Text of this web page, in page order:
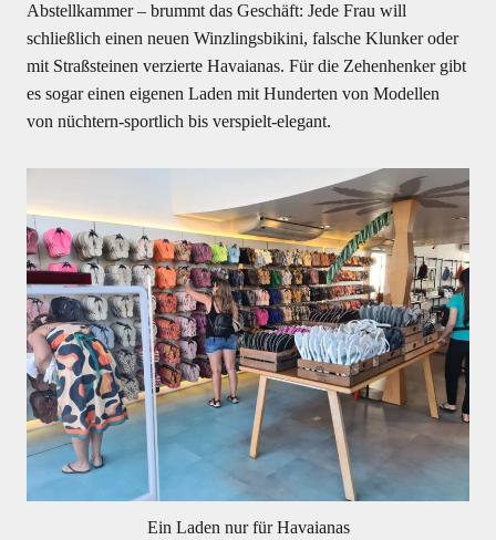
Abstellkammer – brummt das Geschäft: Jede Frau will
schließlich einen neuen Winzlingsbikini, falsche Klunker oder
mit Straßsteinen verzierte Havaianas. Für die Zehenhenker gibt
es sogar einen eigenen Laden mit Hunderten von Modellen
von nüchtern-sportlich bis verspielt-elegant.
Ein Laden nur für Havaianas